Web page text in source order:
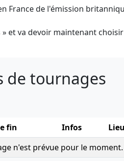
France de l'émission
et va devoir maintenant
de tournages
fin Infos Lieu
n'est prévue pour le moment.